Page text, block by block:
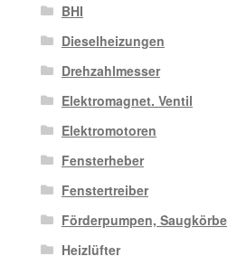
BHI
Dieselheizungen
Drehzahlmesser
Elektromagnet. Ventil
Elektromotoren
Fensterheber
Fenstertreiber
Förderpumpen, Saugkörbe
Heizlüfter